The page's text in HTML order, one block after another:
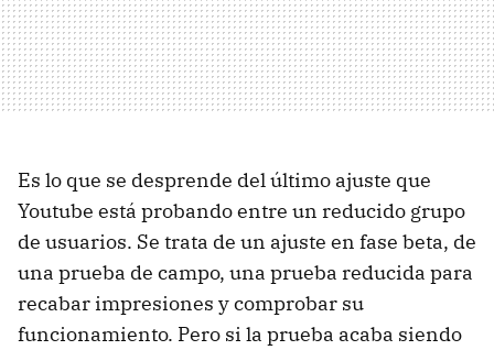
Es lo que se desprende del último ajuste que
Youtube está probando entre un reducido grupo
de usuarios. Se trata de un ajuste en fase beta, de
una prueba de campo, una prueba reducida para
recabar impresiones y comprobar su
funcionamiento. Pero si la prueba acaba siendo